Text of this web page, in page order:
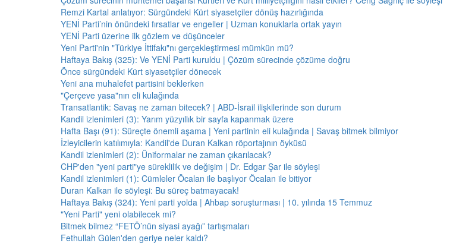
Remzi Kartal anlatıyor: Sürgündeki Kürt siyasetçiler dönüş hazırlığında
YENİ Parti’nin önündeki fırsatlar ve engeller | Uzman konuklarla ortak yayın
YENİ Parti üzerine ilk gözlem ve düşünceler
Yeni Parti'nin "Türkiye İttifakı"nı gerçekleştirmesi mümkün mü?
Haftaya Bakış (325): Ve YENİ Parti kuruldu | Çözüm sürecinde çözüme doğru
Önce sürgündeki Kürt siyasetçiler dönecek
Yeni ana muhalefet partisini beklerken
"Çerçeve yasa"nın eli kulağında
Transatlantik: Savaş ne zaman bitecek? | ABD-İsrail ilişkilerinde son durum
Kandil izlenimleri (3): Yarım yüzyıllık bir sayfa kapanmak üzere
Hafta Başı (91): Süreçte önemli aşama | Yeni partinin eli kulağında | Savaş bitmek bilmiyor
İzleyicilerin katılımıyla: Kandil'de Duran Kalkan röportajının öyküsü
Kandil izlenimleri (2): Üniformalar ne zaman çıkarılacak?
CHP'den "yeni parti"ye süreklilik ve değişim | Dr. Edgar Şar ile söyleşi
Kandil izlenimleri (1): Cümleler Öcalan ile başlıyor Öcalan ile bitiyor
Duran Kalkan ile söyleşi: Bu süreç batmayacak!
Haftaya Bakış (324): Yeni parti yolda | Ahbap soruşturması | 10. yılında 15 Temmuz
"Yeni Parti" yeni olabilecek mi?
Bitmek bilmez “FETÖ’nün siyasi ayağı” tartışmaları
Fethullah Gülen'den geriye neler kaldı?